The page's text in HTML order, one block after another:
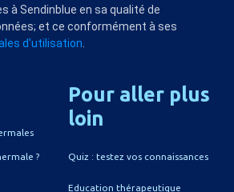
à Sendinblue en sa qualité de
et ce conformément à ses
d'utilisation
?
Pour aller plus
loin
Quiz : testez vos connaissances
Education thérapeutique